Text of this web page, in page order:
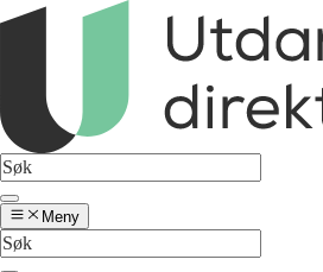
Meny